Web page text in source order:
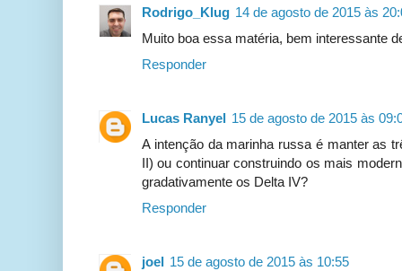
Rodrigo_Klug 14 de agosto de 2015 às
Muito boa essa matéria, bem interessante
Responder
Lucas Ranyel 15 de agosto de 2015 às
A intenção da marinha russa é manter as
II) ou continuar construindo os mais
gradativamente os Delta IV?
Responder
joel 15 de agosto de 2015 às 10:55